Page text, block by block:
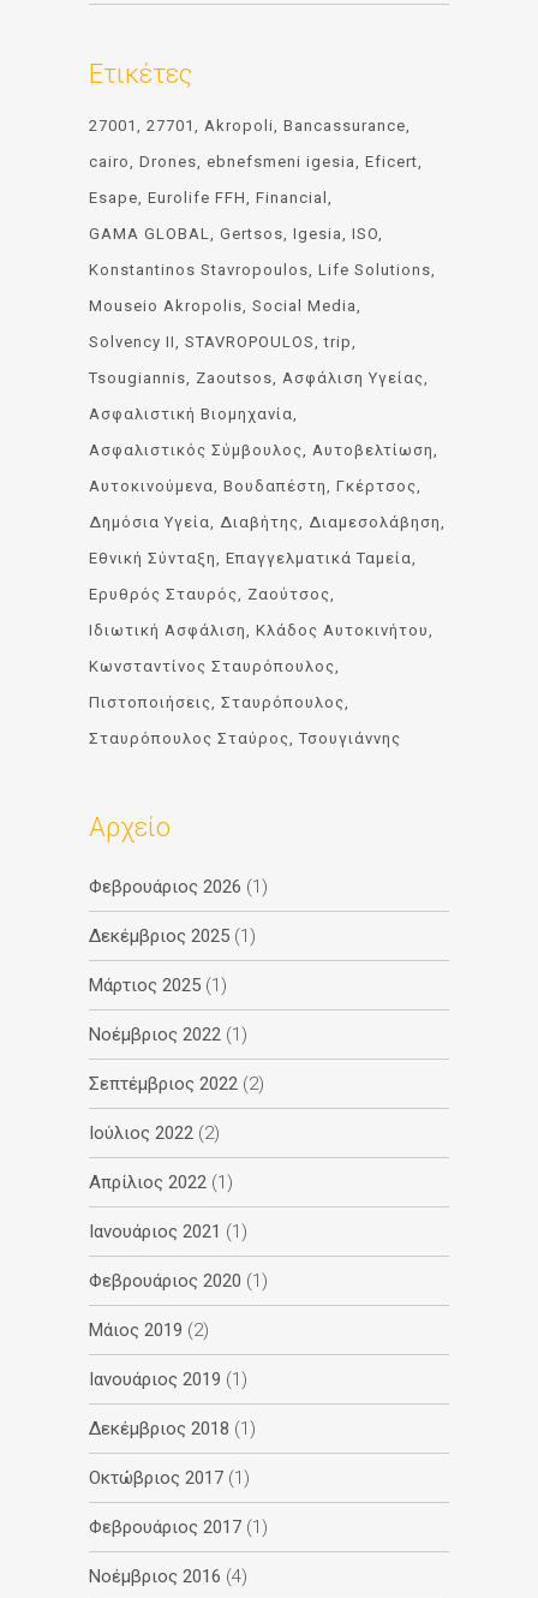
Ετικέτες
27001 27701 Akropoli
Bancassurance
cairo
Drones ebnefsmeni igesia
Eficert
Esape Eurolife FFH
Financial
GAMA GLOBAL
Gertsos Igesia
ISO
Konstantinos Stavropoulos Life Solutions
Mouseio Akropolis Social Media
Solvency II
STAVROPOULOS
trip
Tsougiannis
Zaoutsos
Ασφάλιση Υγείας
Ασφαλιστική Βιομηχανία
Ασφαλιστικός Σύμβουλος
Αυτοβελτίωση
Αυτοκινούμενα
Βουδαπέστη
Γκέρτσος
Δημόσια Υγεία
Διαβήτης
Διαμεσολάβηση
Εθνική Σύνταξη
Επαγγελματικά Ταμεία
Ερυθρός Σταυρός
Ζαούτσος
Ιδιωτική Ασφάλιση
Κλάδος Αυτοκινήτου
Κωνσταντίνος Σταυρόπουλος
Πιστοποιήσεις
Σταυρόπουλος
Σταυρόπουλος Σταύρος
Τσουγιάννης
Αρχείο
Φεβρουάριος 2026 (1)
Δεκέμβριος 2025 (1)
Μάρτιος 2025 (1)
Νοέμβριος 2022 (1)
Σεπτέμβριος 2022 (2)
Ιούλιος 2022 (2)
Απρίλιος 2022 (1)
Ιανουάριος 2021 (1)
Φεβρουάριος 2020 (1)
Μάιος 2019 (2)
Ιανουάριος 2019 (1)
Δεκέμβριος 2018 (1)
Οκτώβριος 2017 (1)
Φεβρουάριος 2017 (1)
Νοέμβριος 2016 (4)